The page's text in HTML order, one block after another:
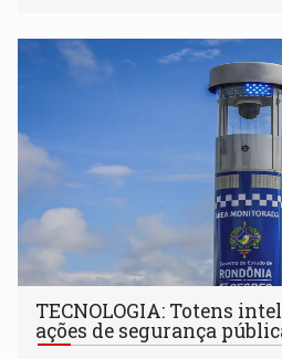
TECNOLOGIA: Totens
ações de segurança